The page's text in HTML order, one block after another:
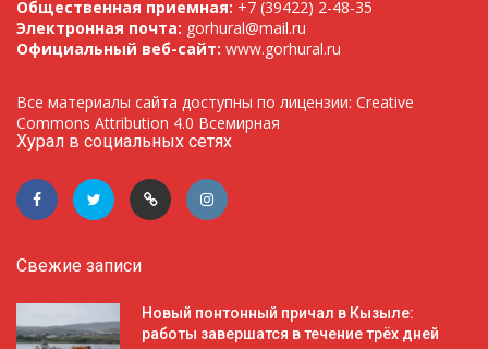
Общественная приемная: +7 (39422) 2-48-35
Электронная почта: gorhural@mail.ru
Официальный веб-сайт: www.gorhural.ru
Все материалы сайта доступны по лицензии: Creative
Commons Attribution 4.0 Всемирная
Хурал в социальных сетях
Свежие записи
Новый понтонный причал в Кызыле:
работы завершатся в течение трёх дней